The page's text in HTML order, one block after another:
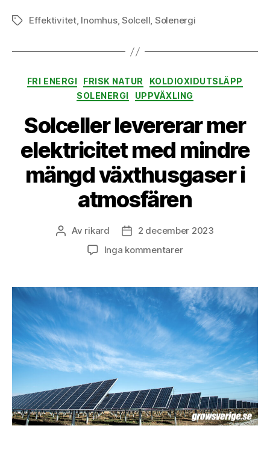
EtiketterEffektivitet, Inomhus,Solcell, Solenergi
Kategorier
FRI ENERGI FRISK NATUR
KOLDIOXIDUTSLÄPP
SOLENERGI
UPPVÄXLING
Solceller levererar mer
elektricitet med mindre
mängd växthusgaser i
atmosfären
Inläggsförfattare
Av rikard Inläggsdatum
2 december 2023
Inga kommentarertill
mer
elektricitet
med
mindre
mängd
växthusgaser
atmosfären